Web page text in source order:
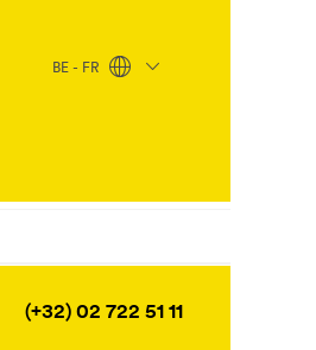
BE - FR
(+32) 02 722 51 11